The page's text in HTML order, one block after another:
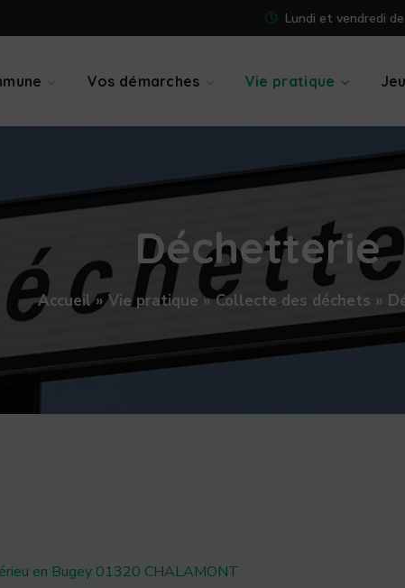
Lundi et vendredi
Vos démarches Vie pratique
Déchetterie
Accueil»Vie pratique »Collecte des déchets »
en Bugey 01320 CHALAMONT